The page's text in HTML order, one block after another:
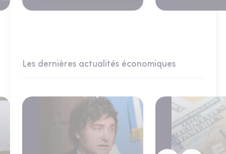
Les dernières actualités économiques